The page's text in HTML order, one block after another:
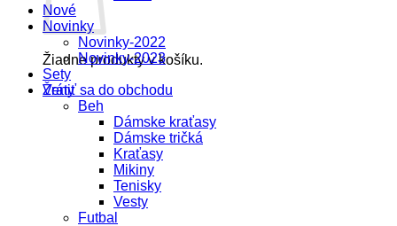
Žiadne produkty v košíku.
Vrátiť sa do obchodu
Nové
Novinky
Novinky-2022
Novinky-2023
Sety
Ženy
Beh
Dámske kraťasy
Dámske tričká
Kraťasy
Mikiny
Tenisky
Vesty
Futbal